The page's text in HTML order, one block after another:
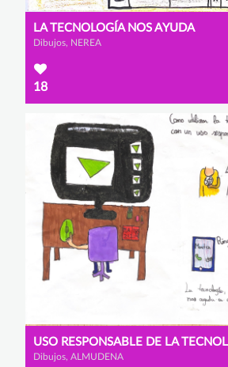
LA TECNOLOGÍA NOS AYUDA
Dibujos, NEREA
18
Dibujos, ALMUDENA